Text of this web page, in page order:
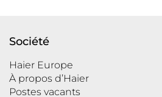
Société
Haier Europe
À propos d’Haier
Postes vacants